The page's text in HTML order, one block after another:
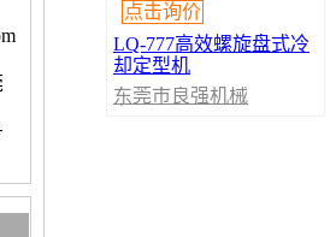
点击询价
LQ-777高效螺旋盘式冷
却定型机
东莞市良强机械